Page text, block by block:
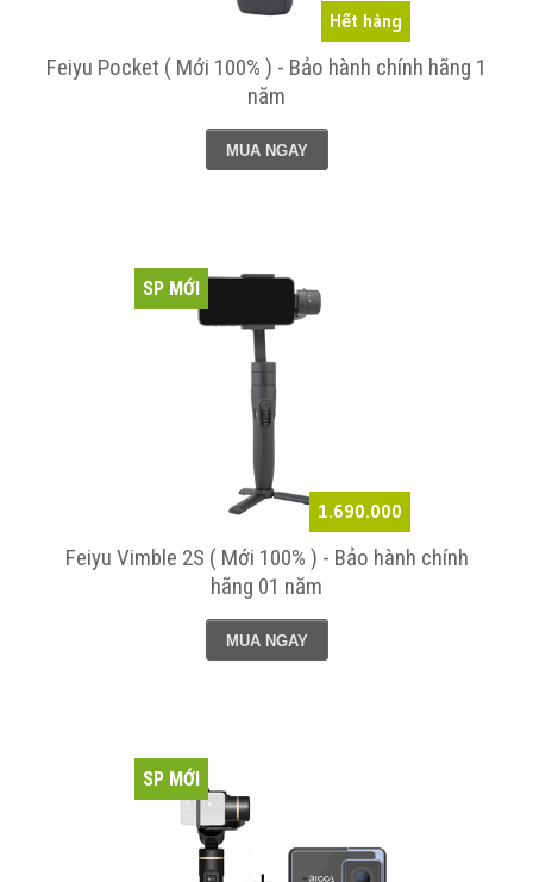
Hết hàng
Feiyu Pocket ( Mới 100% ) - Bảo hành chính hãng 1
năm
MUA NGAY
1.690.000
SP MỚI
Feiyu Vimble 2S ( Mới 100% ) - Bảo hành chính
hãng 01 năm
MUA NGAY
SP MỚI